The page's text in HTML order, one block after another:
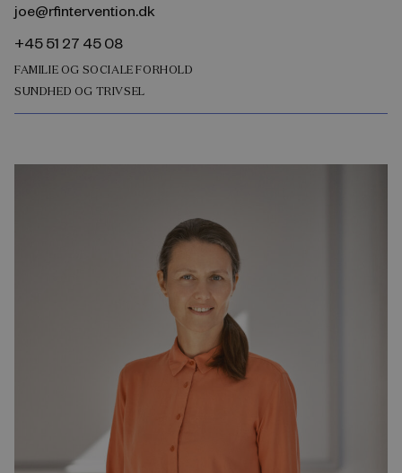
joe@rfintervention.dk
+45 51 27 45 08
FAMILIE OG SOCIALE FORHOLD
SUNDHED OG TRIVSEL